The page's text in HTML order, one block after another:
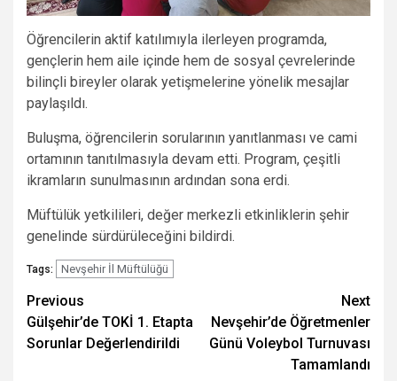
Öğrencilerin aktif katılımıyla ilerleyen programda,
gençlerin hem aile içinde hem de sosyal çevrelerinde
bilinçli bireyler olarak yetişmelerine yönelik mesajlar
paylaşıldı.
Buluşma, öğrencilerin sorularının yanıtlanması ve cami
ortamının tanıtılmasıyla devam etti. Program, çeşitli
ikramların sunulmasının ardından sona erdi.
Müftülük yetkilileri, değer merkezli etkinliklerin şehir
genelinde sürdürüleceğini bildirdi.
Tags: Nevşehir İl Müftülüğü
Post
navigation
Previous
Gülşehir’de TOKİ 1. Etapta
Sorunlar Değerlendirildi
Next
Nevşehir’de Öğretmenler
Günü Voleybol Turnuvası
Tamamlandı